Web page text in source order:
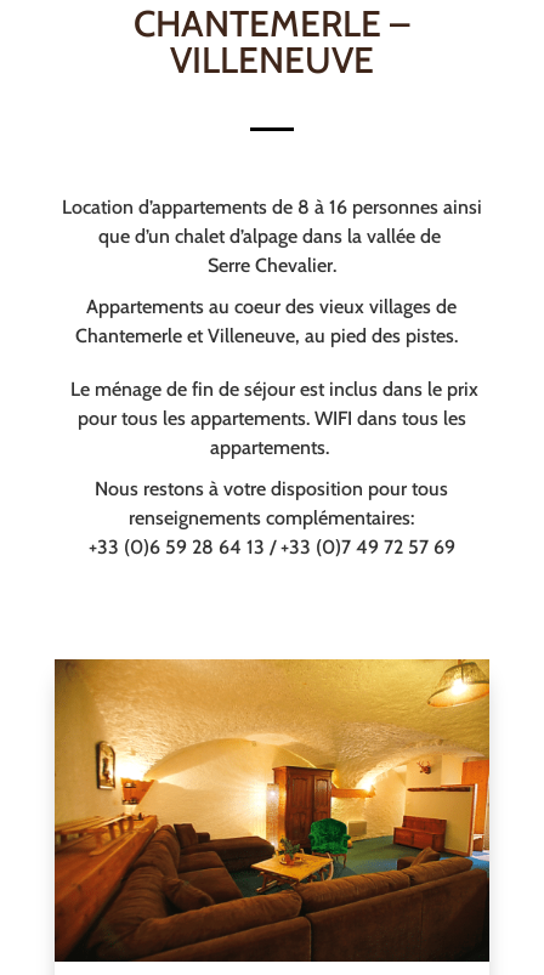
CHANTEMERLE –
VILLENEUVE
Location d’appartements de 8 à 16 personnes ainsi
que d’un chalet d’alpage dans la vallée de
Serre Chevalier.
Appartements au coeur des vieux villages de
Chantemerle et Villeneuve, au pied des pistes.
Le ménage de fin de séjour est inclus dans le prix
pour tous les appartements. WIFI dans tous les
appartements.
Nous restons à votre disposition pour tous
renseignements complémentaires:
+33 (0)6 59 28 64 13 / +33 (0)7 49 72 57 69